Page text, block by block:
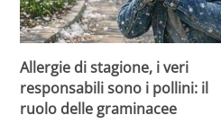
Allergie di stagione, i veri
responsabili sono i pollini: il
ruolo delle graminacee